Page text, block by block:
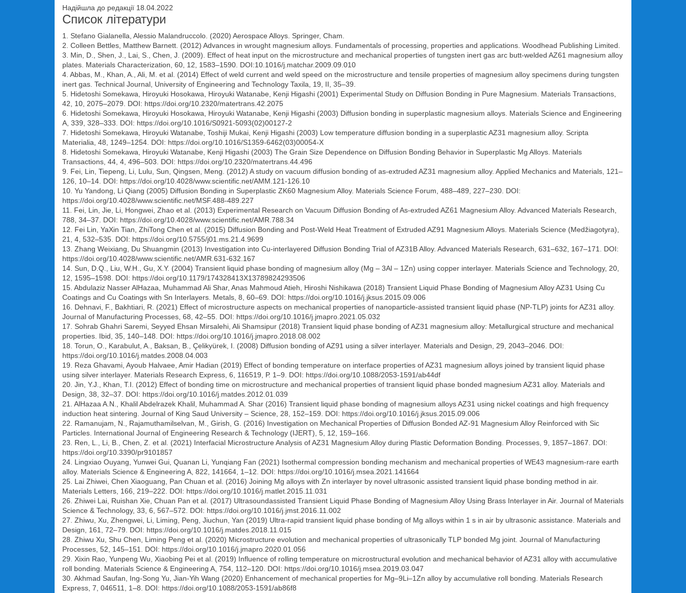
Надійшла до редакції 18.04.2022
Список літератури
1. Stefano Gialanella, Alessio Malandruccolo. (2020) Aerospace Alloys. Springer, Cham.
2. Colleen Bettles, Matthew Barnett. (2012) Advances in wrought magnesium alloys. Fundamentals of processing, properties and applications. Woodhead Publishing Limited.
3. Min, D., Shen, J., Lai, S., Chen, J. (2009). Effect of heat input on the microstructure and mechanical properties of tungsten inert gas arc butt-welded AZ61 magnesium alloy
plates. Materials Characterization, 60, 12, 1583–1590. DOI:10.1016/j.matchar.2009.09.010
4. Abbas, M., Khan, A., Ali, M. et al. (2014) Effect of weld current and weld speed on the microstructure and tensile properties of magnesium alloy specimens during tungsten
inert gas. Technical Journal, University of Engineering and Technology Taxila, 19, II, 35–39.
5. Hidetoshi Somekawa, Hiroyuki Hosokawa, Hiroyuki Watanabe, Kenji Higashi (2001) Experimental Study on Diffusion Bonding in Pure Magnesium. Materials Transactions,
42, 10, 2075–2079. DOI: https://doi.org/10.2320/matertrans.42.2075
6. Hidetoshi Somekawa, Hiroyuki Hosokawa, Hiroyuki Watanabe, Kenji Higashi (2003) Diffusion bonding in superplastic magnesium alloys. Materials Science and Engineering
A, 339, 328–333. DOI: https://doi.org/10.1016/S0921-5093(02)00127-2
7. Hidetoshi Somekawa, Hiroyuki Watanabe, Toshiji Mukai, Kenji Higashi (2003) Low temperature diffusion bonding in a superplastic AZ31 magnesium alloy. Scripta
Materialia, 48, 1249–1254. DOI: https://doi.org/10.1016/S1359-6462(03)00054-X
8. Hidetoshi Somekawa, Hiroyuki Watanabe, Kenji Higashi (2003) The Grain Size Dependence on Diffusion Bonding Behavior in Superplastic Mg Alloys. Materials
Transactions, 44, 4, 496–503. DOI: https://doi.org/10.2320/matertrans.44.496
9. Fei, Lin, Tiepeng, Li, Lulu, Sun, Qingsen, Meng. (2012) A study on vacuum diffusion bonding of as-extruded AZ31 magnesium alloy. Applied Mechanics and Materials, 121–
126, 10–14. DOI: https://doi.org/10.4028/www.scientific.net/AMM.121-126.10
10. Yu Yandong, Li Qiang (2005) Diffusion Bonding in Superplastic ZK60 Magnesium Alloy. Materials Science Forum, 488–489, 227–230. DOI:
https://doi.org/10.4028/www.scientific.net/MSF.488-489.227
11. Fei, Lin, Jie, Li, Hongwei, Zhao et al. (2013) Experimental Research on Vacuum Diffusion Bonding of As-extruded AZ61 Magnesium Alloy. Advanced Materials Research,
788, 34–37. DOI: https://doi.org/10.4028/www.scientific.net/AMR.788.34
12. Fei Lin, YaXin Tian, ZhiTong Chen et al. (2015) Diffusion Bonding and Post-Weld Heat Treatment of Extruded AZ91 Magnesium Alloys. Materials Science (Medžiagotyra),
21, 4, 532–535. DOI: https://doi.org/10.5755/j01.ms.21.4.9699
13. Zhang Weixiang, Du Shuangmin (2013) Investigation into Cu-interlayered Diffusion Bonding Trial of AZ31B Alloy. Advanced Materials Research, 631–632, 167–171. DOI:
https://doi.org/10.4028/www.scientific.net/AMR.631-632.167
14. Sun, D.Q., Liu, W.H., Gu, X.Y. (2004) Transient liquid phase bonding of magnesium alloy (Mg – 3Al – 1Zn) using copper interlayer. Materials Science and Technology, 20,
12, 1595–1598. DOI: https://doi.org/10.1179/174328413X13789824293506
15. Abdulaziz Nasser AlHazaa, Muhammad Ali Shar, Anas Mahmoud Atieh, Hiroshi Nishikawa (2018) Transient Liquid Phase Bonding of Magnesium Alloy AZ31 Using Cu
Coatings and Cu Coatings with Sn Interlayers. Metals, 8, 60–69. DOI: https://doi.org/10.1016/j.jksus.2015.09.006
16. Dehnavi, F., Bakhtiari, R. (2021) Effect of microstructure aspects on mechanical properties of nanoparticle-assisted transient liquid phase (NP-TLP) joints for AZ31 alloy.
Journal of Manufacturing Processes, 68, 42–55. DOI: https://doi.org/10.1016/j.jmapro.2021.05.032
17. Sohrab Ghahri Saremi, Seyyed Ehsan Mirsalehi, Ali Shamsipur (2018) Transient liquid phase bonding of AZ31 magnesium alloy: Metallurgical structure and mechanical
properties. Ibid, 35, 140–148. DOI: https://doi.org/10.1016/j.jmapro.2018.08.002
18. Torun, O., Karabulut, A., Baksan, B., Çelikyürek, I. (2008) Diffusion bonding of AZ91 using a silver interlayer. Materials and Design, 29, 2043–2046. DOI:
https://doi.org/10.1016/j.matdes.2008.04.003
19. Reza Ghavami, Ayoub Halvaee, Amir Hadian (2019) Effect of bonding temperature on interface properties of AZ31 magnesium alloys joined by transient liquid phase
using silver interlayer. Materials Research Express, 6, 116519, Р. 1–9. DOI: https://doi.org/10.1088/2053-1591/ab44df
20. Jin, Y.J., Khan, T.I. (2012) Effect of bonding time on microstructure and mechanical properties of transient liquid phase bonded magnesium AZ31 alloy. Materials and
Design, 38, 32–37. DOI: https://doi.org/10.1016/j.matdes.2012.01.039
21. AlHazaa A.N., Khalil Abdelrazek Khalil, Muhammad A. Shar (2016) Transient liquid phase bonding of magnesium alloys AZ31 using nickel coatings and high frequency
induction heat sintering. Journal of King Saud University – Science, 28, 152–159. DOI: https://doi.org/10.1016/j.jksus.2015.09.006
22. Ramanujam, N., Rajamuthamilselvan, M., Girish, G. (2016) Investigation on Mechanical Properties of Diffusion Bonded AZ-91 Magnesium Alloy Reinforced with Sic
Particles. International Journal of Engineering Research & Technology (IJERT), 5, 12, 159–166.
23. Ren, L., Li, B., Chen, Z. et al. (2021) Interfacial Microstructure Analysis of AZ31 Magnesium Alloy during Plastic Deformation Bonding. Processes, 9, 1857–1867. DOI:
https://doi.org/10.3390/pr9101857
24. Lingxiao Ouyang, Yunwei Gui, Quanan Li, Yunqiang Fan (2021) Isothermal compression bonding mechanism and mechanical properties of WE43 magnesium-rare earth
alloy. Materials Science & Engineering A, 822, 141664, 1–12. DOI: https://doi.org/10.1016/j.msea.2021.141664
25. Lai Zhiwei, Chen Xiaoguang, Pan Chuan et al. (2016) Joining Mg alloys with Zn interlayer by novel ultrasonic assisted transient liquid phase bonding method in air.
Materials Letters, 166, 219–222. DOI: https://doi.org/10.1016/j.matlet.2015.11.031
26. Zhiwei Lai, Ruishan Xie, Chuan Pan et al. (2017) Ultrasoundassisted Transient Liquid Phase Bonding of Magnesium Alloy Using Brass Interlayer in Air. Journal of Materials
Science & Technology, 33, 6, 567–572. DOI: https://doi.org/10.1016/j.jmst.2016.11.002
27. Zhiwu, Xu, Zhengwei, Li, Liming, Peng, Jiuchun, Yan (2019) Ultra-rapid transient liquid phase bonding of Mg alloys within 1 s in air by ultrasonic assistance. Materials and
Design, 161, 72–79. DOI: https://doi.org/10.1016/j.matdes.2018.11.015
28. Zhiwu Xu, Shu Chen, Liming Peng et al. (2020) Microstructure evolution and mechanical properties of ultrasonically TLP bonded Mg joint. Journal of Manufacturing
Processes, 52, 145–151. DOI: https://doi.org/10.1016/j.jmapro.2020.01.056
29. Xixin Rao, Yunpeng Wu, Xiaobing Pei et al. (2019) Influence of rolling temperature on microstructural evolution and mechanical behavior of AZ31 alloy with accumulative
roll bonding. Materials Science & Engineering A, 754, 112–120. DOI: https://doi.org/10.1016/j.msea.2019.03.047
30. Akhmad Saufan, Ing-Song Yu, Jian-Yih Wang (2020) Enhancement of mechanical properties for Mg–9Li–1Zn alloy by accumulative roll bonding. Materials Research
Express, 7, 046511, 1–8. DOI: https://doi.org/10.1088/2053-1591/ab86f8